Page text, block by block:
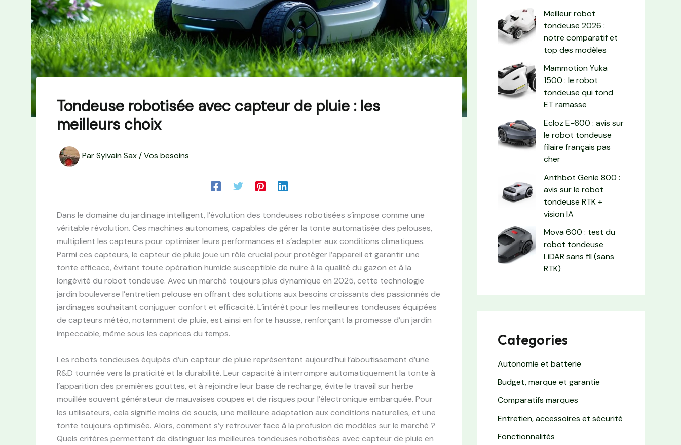
Tondeuse robotisée avec capteur de pluie : les
meilleurs choix
ParSylvain Sax/Vos besoins
Dans le domaine du jardinage intelligent, l’évolution des tondeuses robotisées s’impose comme une
véritable révolution. Ces machines autonomes, capables de gérer la tonte automatisée des pelouses,
multiplient les capteurs pour optimiser leurs performances et s’adapter aux conditions climatiques.
Parmi ces capteurs, le capteur de pluie joue un rôle crucial pour protéger l’appareil et garantir une
tonte efficace, évitant toute opération humide susceptible de nuire à la qualité du gazon et à la
longévité du robot tondeuse. Avec un marché toujours plus dynamique en 2025, cette technologie
jardin bouleverse l’entretien pelouse en offrant des solutions aux besoins croissants des passionnés de
jardinages souhaitant conjuguer confort et efficacité. L’intérêt pour les meilleures tondeuses équipées
de capteurs météo, notamment de pluie, est ainsi en forte hausse, renforçant la promesse d’un jardin
impeccable, même sous les caprices du temps.
Les robots tondeuses équipés d’un capteur de pluie représentent aujourd’hui l’aboutissement d’une
R&D tournée vers la praticité et la durabilité. Leur capacité à interrompre automatiquement la tonte à
l’apparition des premières gouttes, et à rejoindre leur base de recharge, évite le travail sur herbe
mouillée souvent générateur de mauvaises coupes et de risques pour l’électronique embarquée. Pour
les utilisateurs, cela signifie moins de soucis, une meilleure adaptation aux conditions naturelles, et une
tonte toujours optimisée. Alors, comment s’y retrouver face à la profusion de modèles sur le marché ?
Quels critères permettent de distinguer les meilleures tondeuses robotisées avec capteur de pluie en
Meilleur robot
tondeuse 2026 :
notre comparatif et
top des modèles
Mammotion Yuka
1500 : le robot
tondeuse qui tond
ET ramasse
Ecloz E-600 : avis sur
le robot tondeuse
filaire français pas
cher
Anthbot Genie 800 :
avis sur le robot
tondeuse RTK +
vision IA
Mova 600 : test du
robot tondeuse
LiDAR sans fil (sans
RTK)
Categories
Autonomie et batterie
Budget, marque et garantie
Comparatifs marques
Entretien, accessoires et sécurité
Fonctionnalités